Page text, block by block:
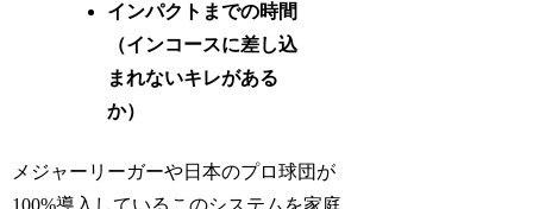
インパクトまでの時間
（インコースに差し込
まれないキレがある
か）
メジャーリーガーや日本のプロ球団が
100%導入しているこのシステムを家庭